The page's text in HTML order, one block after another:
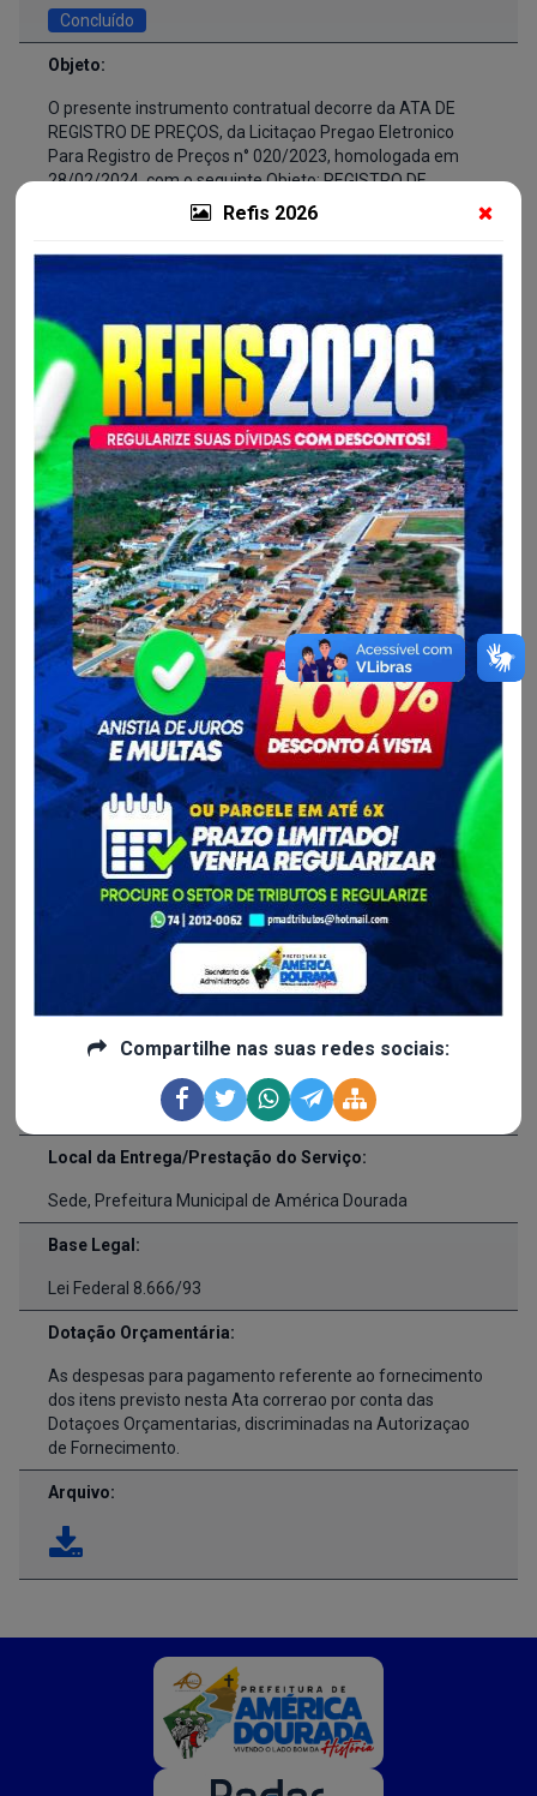
Refis 2026
Compartilhe nas suas redes sociais:
Concluído
Objeto:
O presente instrumento contratual decorre da ATA DE
REGISTRO DE PREÇOS, da Licitaçao Pregao Eletronico
Para Registro de Preços n° 020/2023, homologada em
28/02/2024, com o seguinte Objeto: REGISTRO DE
PREÇOS PARA AQUISIÇAO DE MOVEIS E
DAS SECRETARIAS MUNICIPAL DO MUNICIPIO DE
AMERICA DOURADA/BA, conforme informaçoes
constantes deste Edital e seus anexos.
Processo Licitatário:
Pregão Eletrônico para Registro de Preços Nº 020/2023
Unidade Gestora:
Prefeitura Municipal de America Dourada-BA
Contratado:
LMR SOLUTIONS LTDA |CPF/CNPJ:51.***.***/****-69
Valor:
37.678,00
Processo Administrativo:
201/2023
Data de Publicação:
06/06/2024
Inicio da Vigência:
Fim da Vigência:
28/02/2025
Responsável pela Fiscalização:
Paulo Roberto Inácio de Almeida -
Matrícula/Registro:
Local da Entrega/Prestação do Serviço:
Sede, Prefeitura Municipal de América Dourada
Base Legal:
Lei Federal 8.666/93
Dotação Orçamentária:
As despesas para pagamento referente ao fornecimento
dos itens previsto nesta Ata correrao por conta das
Dotaçoes Orçamentarias, discriminadas na Autorizaçao
de Fornecimento.
Arquivo: